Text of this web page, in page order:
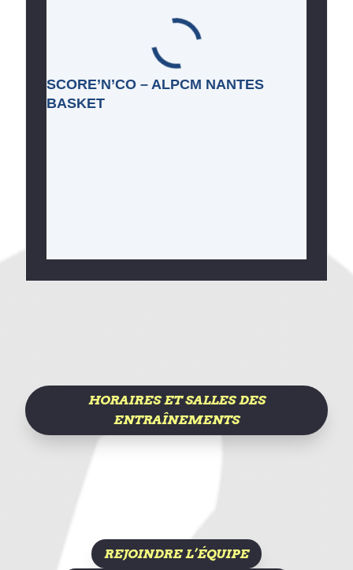
SCORE’N’CO – ALPCM NANTES
BASKET
HORAIRES ET SALLES DES
ENTRAÎNEMENTS
REJOINDRE L’ÉQUIPE